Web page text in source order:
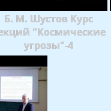
Б. М. Шустов Курс
"Космические
угрозы"-4